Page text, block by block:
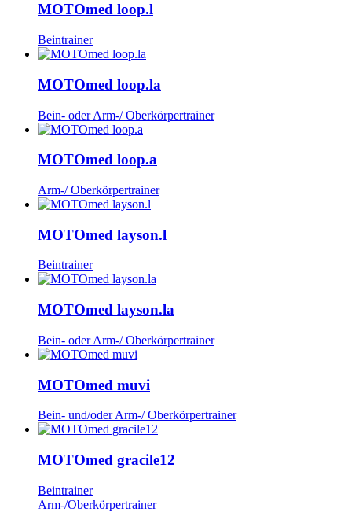
MOTOmed loop.l
Beintrainer
MOTOmed loop.la
Bein- oder Arm-/ Oberkörpertrainer
MOTOmed loop.a
Arm-/ Oberkörpertrainer
MOTOmed layson.l
Beintrainer
MOTOmed layson.la
Bein- oder Arm-/ Oberkörpertrainer
MOTOmed muvi
Bein- und/oder Arm-/ Oberkörpertrainer
MOTOmed gracile12
Beintrainer
Arm-/Oberkörpertrainer